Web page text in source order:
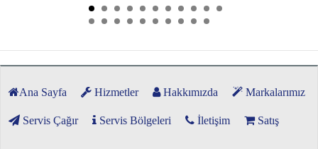
Ana Sayfa Hizmetler Hakkımızda Markalarımız
Servis Çağır Servis Bölgeleri İletişim Satış